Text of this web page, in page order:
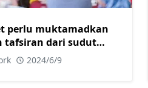
perlu muktamadkan
tafsiran dari sudut
2024/6/9